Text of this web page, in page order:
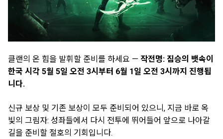
클랜의 온 힘을 발휘할 준비를 하세요 — 작전명: 짐승의 뱃속이
한국 시각 5월 5일 오전 3시부터 6월 1일 오전 3시까지 진행됩
니다.
신규 보상 및 기존 보상이 모두 준비되어 있으니, 지금 바로 옥
빛의 그림자: 성좌들에서 다시 전투에 뛰어들어 앞으로 나아갈
길을 준비할 절호의 기회입니다.